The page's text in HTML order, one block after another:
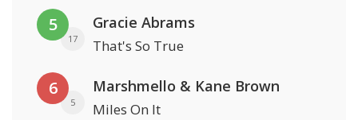
5
17
Gracie Abrams
That's So True
6
5
Marshmello & Kane Brown
Miles On It